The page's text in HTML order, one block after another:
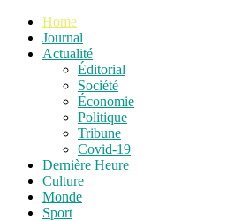
Home
Journal
Actualité
Éditorial
Société
Économie
Politique
Tribune
Covid-19
Dernière Heure
Culture
Monde
Sport